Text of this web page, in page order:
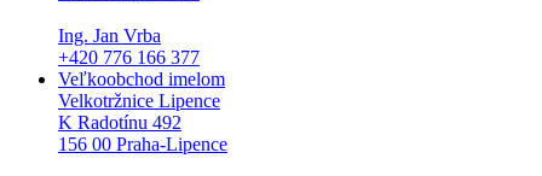
Ing. Jan Vrba
+420 776 166 377
Veľkoobchod imelom
Velkotržnice Lipence
K Radotínu 492
156 00 Praha-Lipence